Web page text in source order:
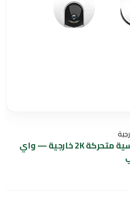
كاميرا EZVIZ HB8 شمسية متحركة 2K خارجية — واي